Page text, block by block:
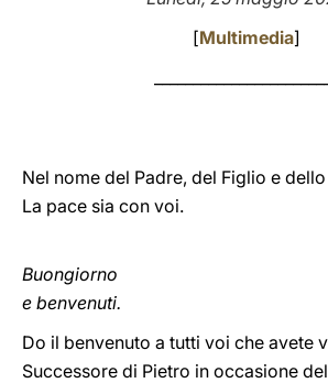
[Multimedia]
Nel nome del Padre, del Figlio e
La pace sia con voi.
Buongiorno
e benvenuti.
Do il benvenuto a tutti voi che avete
Successore di Pietro in occasione